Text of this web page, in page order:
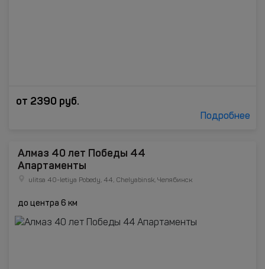
от 2390 руб.
Подробнее
Алмаз 40 лет Победы 44
Апартаменты
ulitsa 40-letiya Pobedy, 44, Chelyabinsk, Челябинск
до центра 6 км